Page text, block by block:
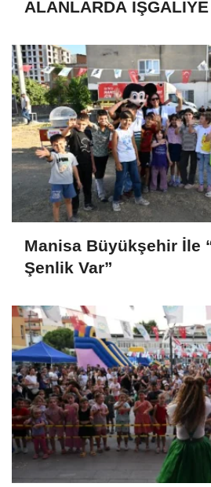
ALANLARDA
Manisa Büyükşehir İle
Şenlik Var”